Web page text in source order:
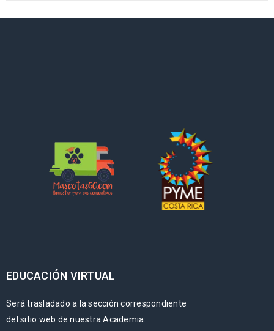
EDUCACIÓN VIRTUAL
Será trasladado a la sección correspondiente
del sitio web de nuestra Academia: